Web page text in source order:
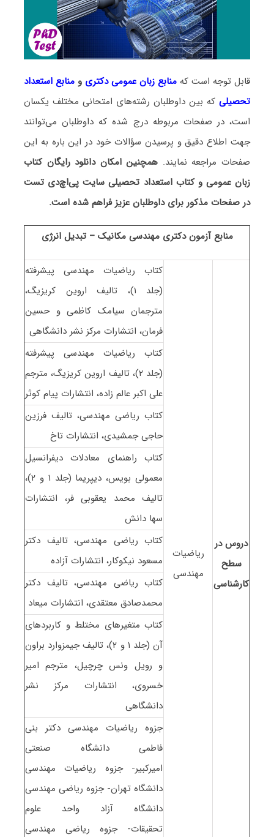
قابل توجه است که منابع زبان عمومی دکتری و منابع استعداد
تحصیلیکه بین داوطلبان رشته‌های امتحانی مختلف یکسان
است، در صفحات مربوطه درج شده که داوطلبان می‌توانند
جهت اطلاع دقیق و پرسیدن سؤالات خود در این باره به این
صفحات مراجعه نمایند. همچنین امکان دانلود رایگان کتاب
زبان عمومی و کتاب استعداد تحصیلی سایت پی‌اچ‌دی تست
در صفحات مذکور برای داوطلبان عزیز فراهم شده است.
منابع آزمون دکتری مهندسی مکانیک – تبدیل انرژی
دروس در
سطح
کارشناسی
ریاضیات
مهندسی
کتاب ریاضیات مهندسی پیشرفته
(جلد ۱)، تالیف اروین کریزیگ،
مترجمان سیامک کاظمی و حسین
فرمان، انتشارات مرکز نشر دانشگاهی
کتاب ریاضیات مهندسی پیشرفته
(جلد ۲)، تالیف اروین کریزیگ، مترجم
علی اکبر عالم زاده، انتشارات پیام کوثر
کتاب ریاضی مهندسی، تالیف فرزین
حاجی جمشیدی، انتشارات تاخ
کتاب راهنمای معادلات دیفرانسیل
معمولی بویس، دیپریما (جلد ۱ و ۲)،
تالیف محمد یعقوبی فر، انتشارات
سها دانش
کتاب ریاضی مهندسی، تالیف دکتر
مسعود نیکوکار، انتشارات آزاده
کتاب ریاضی مهندسی، تالیف دکتر
محمدصادق معتقدی، انتشارات میعاد
کتاب متغیرهای مختلط و کاربردهای
آن (جلد ۱ و ۲)، تالیف جیمزوارد براون
و رویل ونس چرچیل، مترجم امیر
خسروی، انتشارات مرکز نشر
دانشگاهی
جزوه ریاضیات مهندسی دکتر بنی
فاطمی دانشگاه صنعتی
امیرکبیر- جزوه ریاضیات مهندسی
دانشگاه تهران- جزوه ریاضی مهندسی
دانشگاه آزاد واحد علوم
تحقیقات- جزوه ریاضی مهندسی